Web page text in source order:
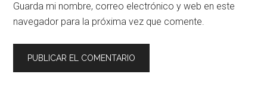
Guarda mi nombre, correo electrónico y web en este
navegador para la próxima vez que comente.